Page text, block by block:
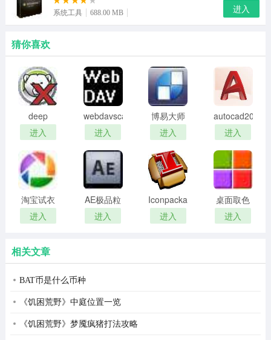
系统工具 688.00 MB 进入
猜你喜欢
deep
freeze
password
remover(冰
点还原密
码清除器)
进入
webdavscan
客户端
(web漏洞
扫描软件)
进入
博易大师
资管版
进入
autocad2002
迷你版
进入
淘宝试衣
服软件
进入
AE极品粒
子插件
(Trapcode
进入
Iconpackager
中文补丁
进入
桌面取色
工具
colorpix
进入
相关文章
BAT币是什么币种
《饥困荒野》中庭位置一览
《饥困荒野》梦魇疯猪打法攻略